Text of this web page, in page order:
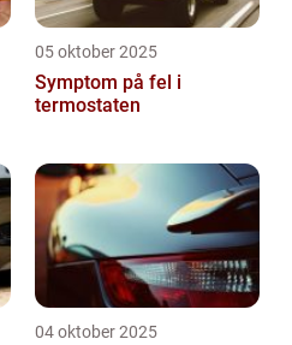
05 oktober 2025
Symptom på fel i
termostaten
04 oktober 2025